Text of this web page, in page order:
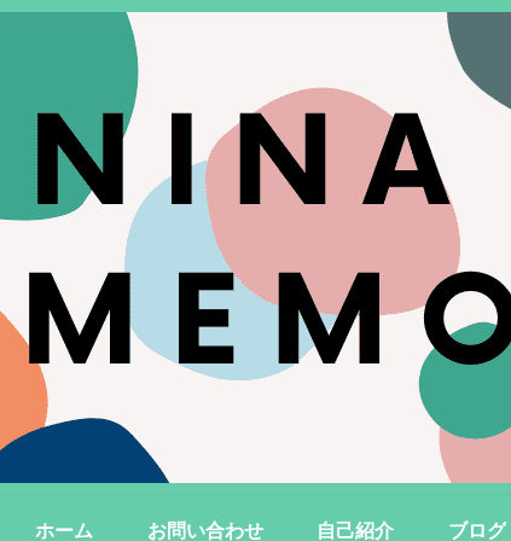
ホーム お問い合わせ 自己紹介 ブログ